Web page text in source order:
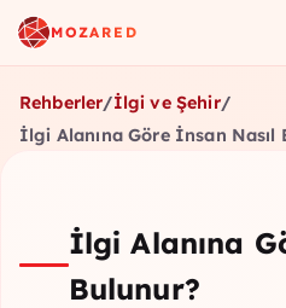
MOZARED
Rehberler/İlgi ve Şehir/
İlgi Alanına Göre İnsan Nasıl
İlgi Alanına
Bulunur?